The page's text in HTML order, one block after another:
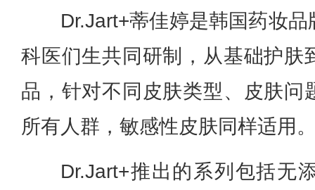
Dr.Jart+蒂佳婷是韩国药妆
科医们生共同研制，从基础护肤
品，针对不同皮肤类型、皮肤问
所有人群，敏感性皮肤同样适用
Dr.Jart+推出的系列包括无